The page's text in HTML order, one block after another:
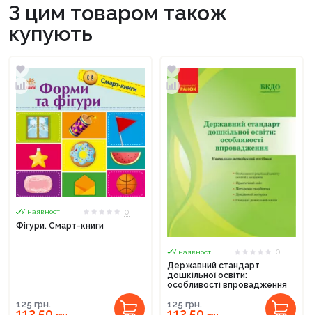
З цим товаром також
купують
У наявності
0
Фігури. Смарт-книги
125грн.
У наявності
0
Державний стандарт
дошкільної освіти:
особливості впровадження
125грн.